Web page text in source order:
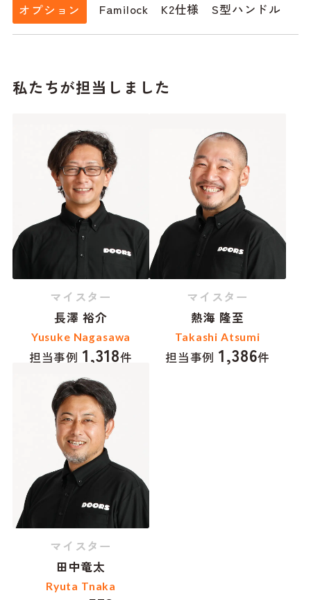
オプション Familock K2仕様 S型ハンドル
私たちが担当しました
マイスター
長澤 裕介
Yusuke Nagasawa
担当事例 1,318件
マイスター
熱海 隆至
Takashi Atsumi
担当事例 1,386件
マイスター
田中竜太
Ryuta Tnaka